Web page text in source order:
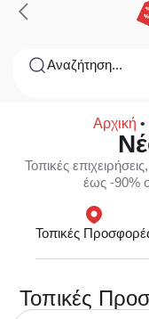
Αναζήτηση...
Αρχική •
Τοπικές
έως -90%
Τοπικές
Τοπικές